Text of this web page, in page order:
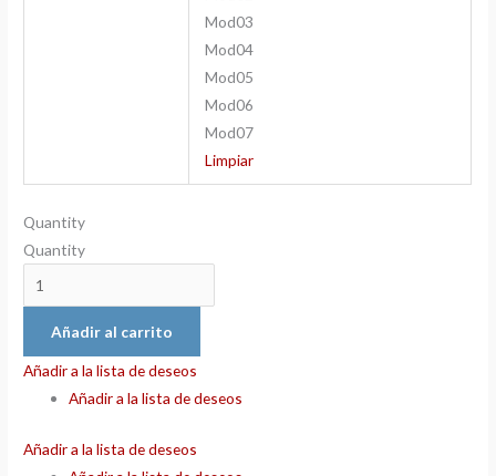
Mod03
Mod04
Mod05
Mod06
Mod07
Limpiar
Quantity
Quantity
Añadir al carrito
Añadir a la lista de deseos
Añadir a la lista de deseos
Añadir a la lista de deseos